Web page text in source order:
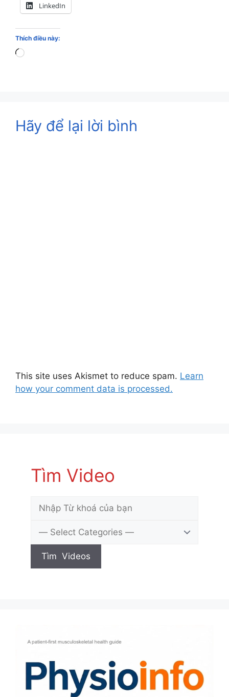
LinkedIn
Thích điều này:
Loading…
Hãy để lại lời bình
This site uses Akismet to reduce spam. Learn
how your comment data is processed.
Tìm Video